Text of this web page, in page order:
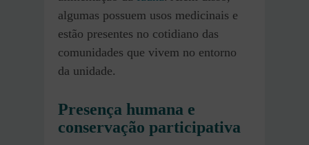
algumas possuem usos medicinais e
estão presentes no cotidiano das
comunidades que vivem no entorno
da unidade.
Presença humana e
conservação participativa